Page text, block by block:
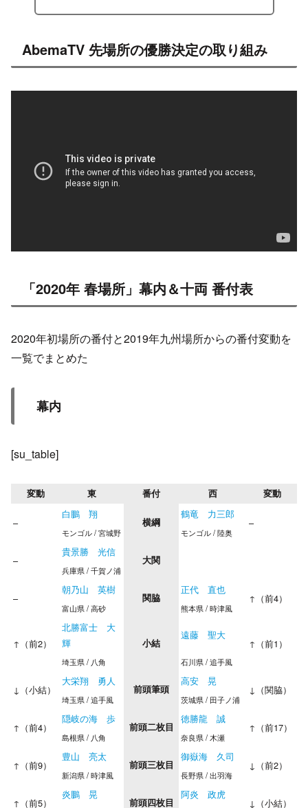
AbemaTV 先場所の優勝決定の取り組み
「2020年 春場所」幕内＆十両 番付表
2020年初場所の番付と2019年九州場所からの番付変動を
一覧でまとめた
幕内
[su_table]
変動 東 番付 西 変動
–
白鵬 翔
横綱
鶴竜 力三郎
–
モンゴル / 宮城野 モンゴル / 陸奥
–
貴景勝 光信
大関
兵庫県 / 千賀ノ浦
–
朝乃山 英樹
関脇
正代 直也
↑（前4）
富山県 / 高砂 熊本県 / 時津風
↑（前2）
北勝富士 大
輝
小結
遠藤 聖大
↑（前1）
埼玉県 / 八角 石川県 / 追手風
↓（小結）
大栄翔 勇人
前頭筆頭
高安 晃
↓（関脇）
埼玉県 / 追手風 茨城県 / 田子ノ浦
↑（前4）
隠岐の海 歩
前頭二枚目
徳勝龍 誠
↑（前17）
島根県 / 八角 奈良県 / 木瀬
↑（前9）
豊山 亮太
前頭三枚目
御嶽海 久司
↓（前2）
新潟県 / 時津風 長野県 / 出羽海
↑（前5）
炎鵬 晃
前頭四枚目
阿炎 政虎
↓（小結）